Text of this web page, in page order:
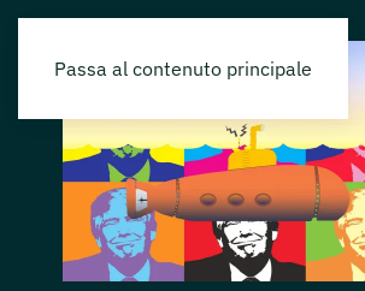
Passa al contenuto principale